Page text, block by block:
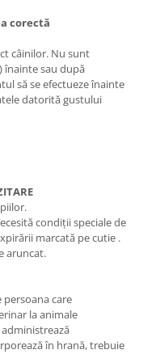
corectă
câinilor. Nu sunt
înainte sau după
să se efectueze înainte
datorită gustului
condiţii speciale de
marcată pe cutie .
aruncat.
persoana care
la animale
în hrană, trebuie